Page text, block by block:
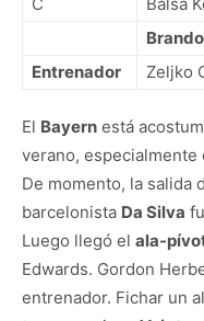
Entrenador
Zeljko
El Bayern está
verano,
De momento, la salida
barcelonista Da Silva
Luego llegó el ala-
Edwards. Gordon
entrenador. Fichar un